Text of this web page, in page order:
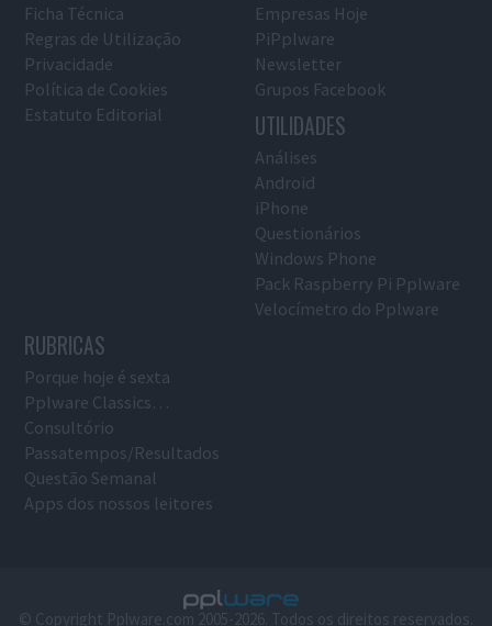
Ficha Técnica
Regras de Utilização
Privacidade
Política de Cookies
Estatuto Editorial
Empresas Hoje
PiPplware
Newsletter
Grupos Facebook
UTILIDADES
Análises
Android
iPhone
Questionários
Windows Phone
Pack Raspberry Pi Pplware
Velocímetro do Pplware
RUBRICAS
Porque hoje é sexta
Pplware Classics…
Consultório
Passatempos/Resultados
Questão Semanal
Apps dos nossos leitores
© Copyright Pplware.com 2005-2026. Todos os direitos reservados.